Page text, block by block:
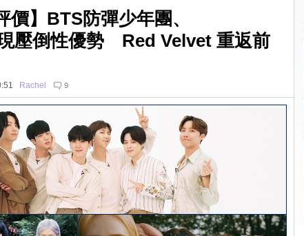
價】BTS防彈少年團、
壓倒性優勢 Red Velvet 重返前
Rachel 9